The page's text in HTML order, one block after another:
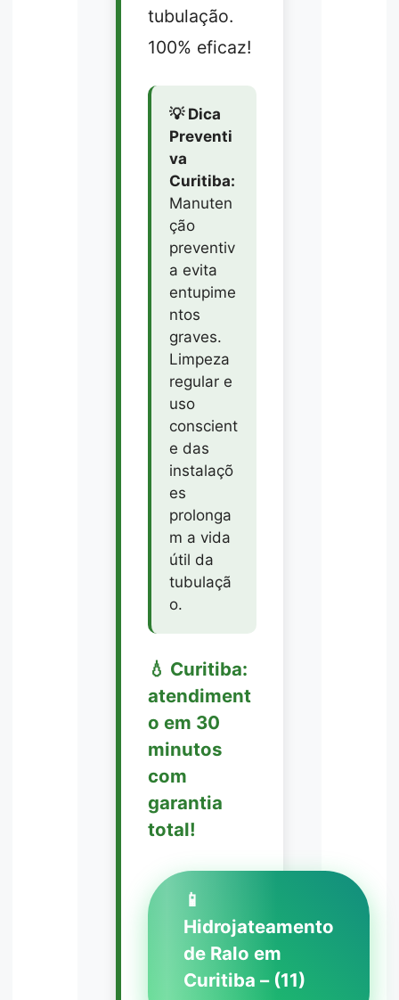
tubulação.
100% eficaz!
💡 Dica
Preventi
va
Curitiba:
Manuten
ção
preventiv
a evita
entupime
ntos
graves.
Limpeza
regular e
uso
conscient
e das
instalaçõ
es
prolonga
m a vida
útil da
tubulaçã
o.
💧 Curitiba:
atendiment
o em 30
minutos
com
garantia
total!
📱
Hidrojateamento
de Ralo em
Curitiba – (11)